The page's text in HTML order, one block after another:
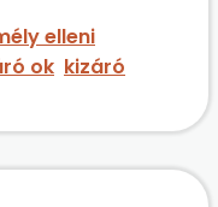
személy
a korábbi
lévő
elleni
ok kizáró